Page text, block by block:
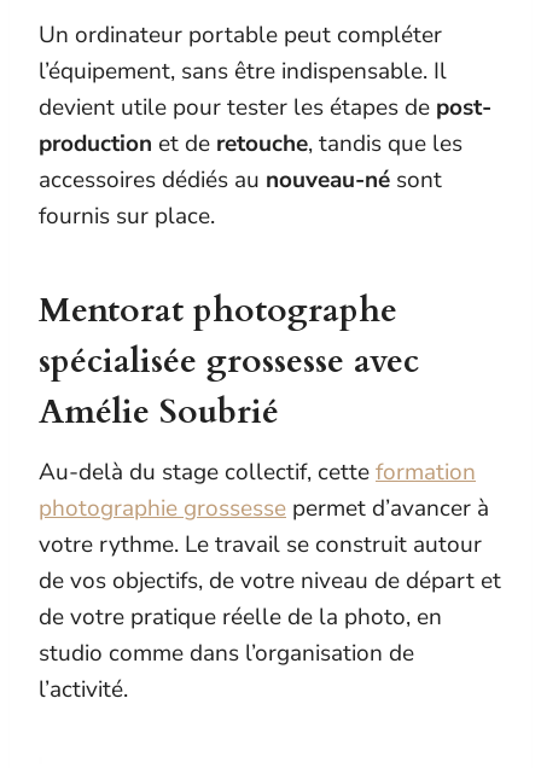
Un ordinateur portable peut compléter
l’équipement, sans être indispensable. Il
devient utile pour tester les étapes de post-
production et de retouche, tandis que les
accessoires dédiés au nouveau-né sont
fournis sur place.
Mentorat photographe
spécialisée grossesse avec
Amélie Soubrié
Au-delà du stage collectif, cetteformation
photographie grossesse permet d’avancer à
votre rythme. Le travail se construit autour
de vos objectifs, de votre niveau de départ et
de votre pratique réelle de la photo, en
studio comme dans l’organisation de
l’activité.